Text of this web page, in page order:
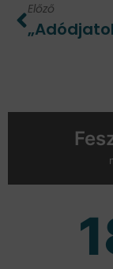
Előző